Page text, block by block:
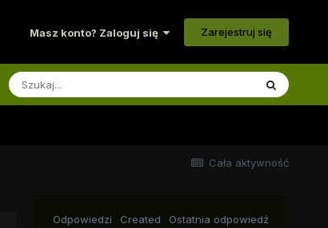
Masz konto? Zaloguj się Zarejestruj się
Cała aktywność
Odpowiedzi Created Ostatnia odpowiedź